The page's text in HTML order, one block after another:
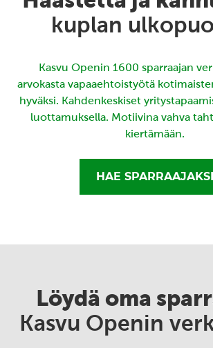
kuplan
Kasvu Openin 1600 sparraajan
arvokasta vapaaehtoistyötä
hyväksi. Kahdenkeskiset
luottamuksella. Motiivina vahva
kiertämään.
HAE SPARRAAJAKSI
Löydä oma
Kasvu Openin